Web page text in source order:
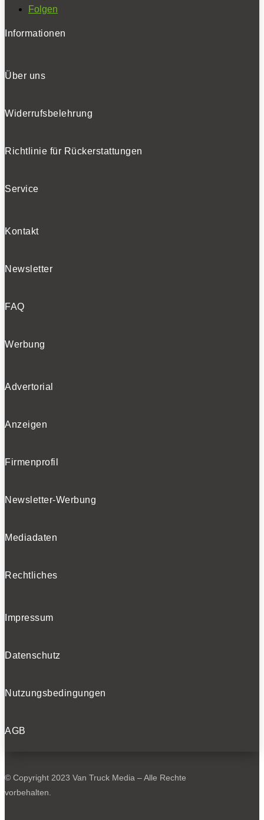
Folgen
Informationen
Über uns
Widerrufsbelehrung
Richtlinie für Rückerstattungen
Service
Kontakt
Newsletter
FAQ
Werbung
Advertorial
Anzeigen
Firmenprofil
Newsletter-Werbung
Mediadaten
Rechtliches
Impressum
Datenschutz
Nutzungsbedingungen
AGB
© Copyright 2023 Van Truck Media – Alle Rechte
vorbehalten.